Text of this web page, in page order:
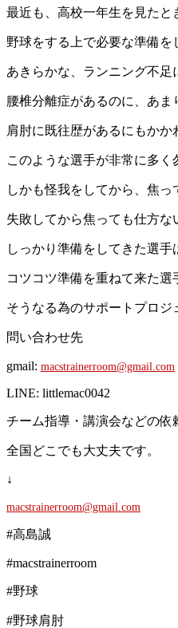
最近も、高校一年生を見たと
野球をする上で必要な準備を
あきらかな、ランニング不足
腰椎分離症があるのに、あま
肩肘に既往歴があるにもか
このような選手が非常に多
しかも怪我をしてから、焦
失敗してから焦っても仕方な
しっかり準備をしてきた選
コツコツ準備を重ねて来た選
そうなる為のサポートプロジ
問い合わせ先
gmail: macstrainerroom@gmail.com
LINE: littlemac0042
チーム指導・講演会などの依
全国どこでも大丈夫です。
↓
macstrainerroom@gmail.com
#高島誠
#macstrainerroom
#野球
#野球肩肘